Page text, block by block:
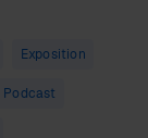
Exposition
Podcast